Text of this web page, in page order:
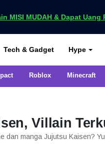
MISI MUDAH & Dapat
Tech & Gadget Hype
Roblox Minecraft
Villain
dan manga Jujutsu Kaisen?